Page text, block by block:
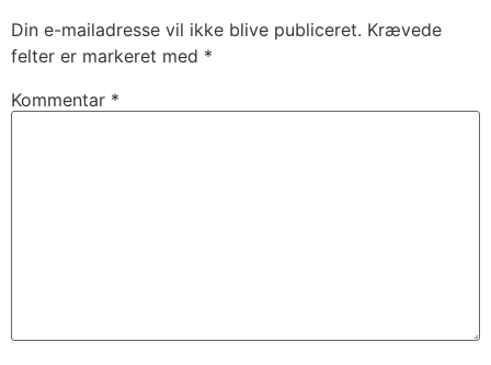
Din e-mailadresse vil ikke blive publiceret. Krævede
felter er markeret med *
Kommentar *